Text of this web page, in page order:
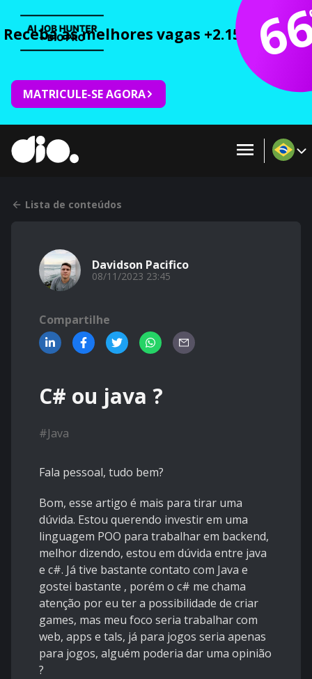
Receba as melhores vagas +2.150 cursos
MATRICULE-SE AGORA
Lista de conteúdos
Davidson Pacifico
08/11/2023 23:45
Compartilhe
C# ou java ?
#Java
Fala pessoal, tudo bem?
Bom, esse artigo é mais para tirar uma
dúvida. Estou querendo investir em uma
linguagem POO para trabalhar em backend,
melhor dizendo, estou em dúvida entre java
e c#. Já tive bastante contato com Java e
gostei bastante , porém o c# me chama
atenção por eu ter a possibilidade de criar
games, mas meu foco seria trabalhar com
web, apps e tals, já para jogos seria apenas
para jogos, alguém poderia dar uma opinião
?